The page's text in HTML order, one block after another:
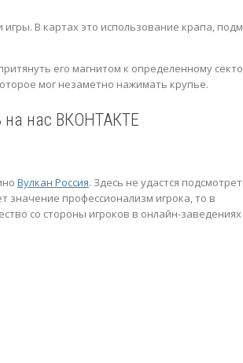
В картах это использование крапа,
его магнитом к определенному
мог незаметно нажимать крупье.
на нас ВКОНТАКТЕ
Вулкан Россия. Здесь не удастся
значение профессионализм игрока, то в
со стороны игроков в онлайн-заведениях